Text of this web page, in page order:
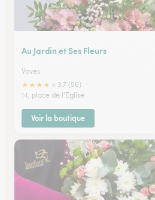
Au Jardin et Ses Fleurs
Voves
★★★★
3.7 (56)
14, place de l'Eglise
Voir la boutique